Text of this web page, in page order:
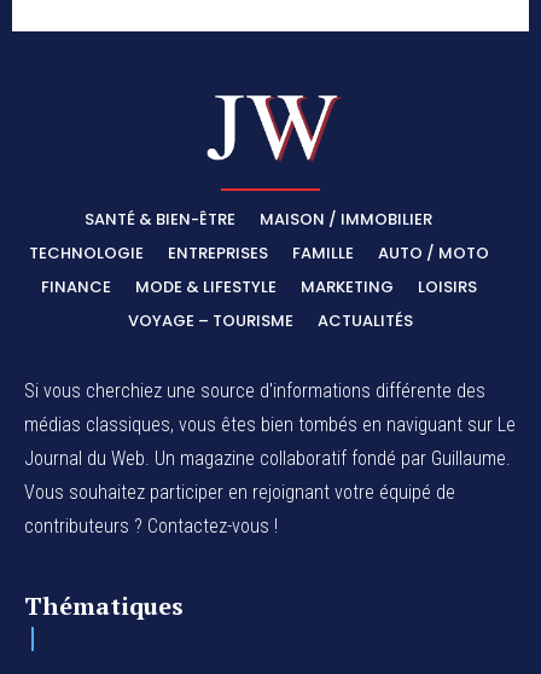
SANTÉ & BIEN-ÊTRE
MAISON / IMMOBILIER
TECHNOLOGIE
ENTREPRISES FAMILLE
AUTO / MOTO
FINANCE
MODE & LIFESTYLE MARKETING
LOISIRS
VOYAGE – TOURISME
ACTUALITÉS
Si vous cherchiez une source d'informations différente des
médias classiques, vous êtes bien tombés en naviguant sur Le
Journal du Web. Un magazine collaboratif fondé par Guillaume.
Vous souhaitez participer en rejoignant votre équipé de
contributeurs ? Contactez-vous !
Thématiques